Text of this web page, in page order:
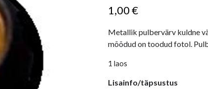
1,00€
Metallik pulbervärv kuldne
mõõdud on toodud fotol.
1 laos
Lisainfo/täpsustus